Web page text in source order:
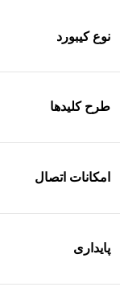
نوع کیبورد
طرح کلیدها
امکانات اتصال
پایداری